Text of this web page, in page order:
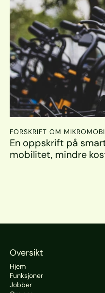
FORSKRIFT OM
En oppskrift på
mobilitet, mindre
Oversikt
Hjem
Funksjoner
Jobber